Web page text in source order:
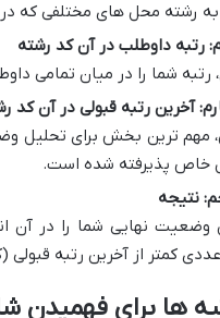
رشته محل های مختلفی که
رتبه داوطلب در آن کد رشته
رتبه شما را در میان تمامی
آخرین رتبه قبولی در آن کد
مهم ترین بخش برای تحلیل
خاص پذیرفته شده است.
نتیجه
وضعیت نهایی شما را در آن
عددی کمتر از آخرین رتبه
ها برای